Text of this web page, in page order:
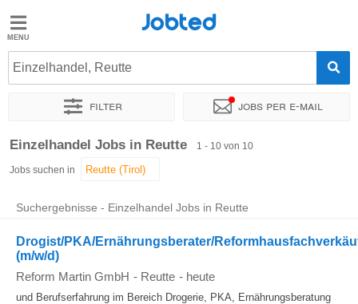
Jobted
Jobs
Jobted
Einzelhandel, Reutte
Filter Jobs per e-mail
Sortieren nach Genauer Standort Unternehmen
Einzelhandel Jobs in Reutte 1 - 10 von 10
Jobs suchen in
Suchergebnisse - Einzelhandel Jobs in Reutte
Drogist/PKA/Ernährungsberater/
(m/w/d)
Reform Martin GmbH - Reutte - heute
und Berufserfahrung im Bereich Drogerie, PKA, Ernährungsberatung